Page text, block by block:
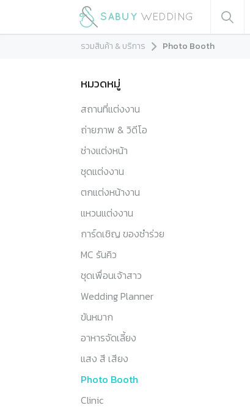
รวมสินค้า & บริการ Photo Booth
หมวดหมู่
สถานที่แต่งงาน
ถ่ายภาพ & วิดีโอ
ช่างแต่งหน้า
ชุดแต่งงาน
ตกแต่งหน้างาน
แหวนแต่งงาน
การ์ดเชิญ ของชำร่วย
MC รันคิว
ชุดเพื่อนเจ้าสาว
Wedding Planner
ขันหมาก
อาหารจัดเลี้ยง
แสง สี เสียง
Photo Booth
Clinic